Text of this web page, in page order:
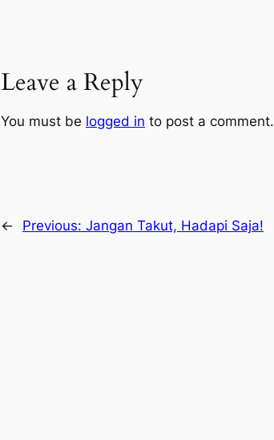
Leave a Reply
You must be logged in to post a comment.
← Previous: Jangan Takut, Hadapi Saja!